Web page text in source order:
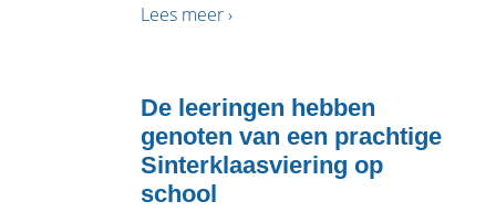
Lees meer ›
De leeringen hebben
genoten van een prachtige
Sinterklaasviering op
school